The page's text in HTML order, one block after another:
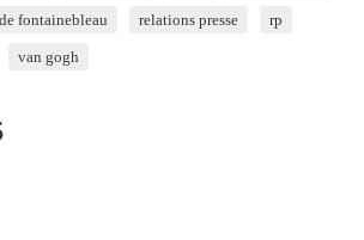
fontainebleau relations presse rp
van gogh